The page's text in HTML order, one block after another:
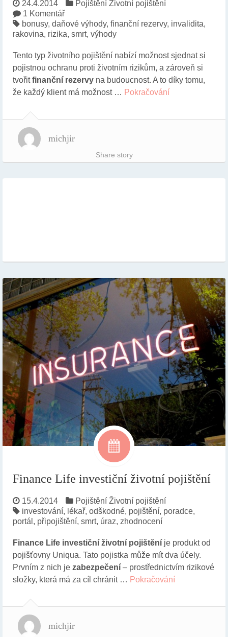
24.4.2014 Pojištění Životní pojištění
1 Komentář
bonusy, daňové výhody, finanční rezervy, invalidita,
rakovina, rizika, smrt, výhody
Tento typ životního pojištění nabízí možnost sjednat si
pojistnou ochranu proti životním rizikům, a zároveň si
tvořitfinanční rezervy na budoucnost. A to díky tomu,
že každý klient má možnost … Pokračování
michjir
Share story
Finance Life investiční životní pojištění
15.4.2014 Pojištění Životní pojištění
investování, lékař, odškodné, pojištění, poradce,
portál , připojištění, smrt, úraz, zhodnocení
Finance Life investiční životní pojištění je produkt od
pojišťovny Uniqua. Tato pojistka může mít dva účely.
Prvním z nich je zabezpečení – prostřednictvím rizikové
složky, která má za cíl chránit … Pokračování
michjir